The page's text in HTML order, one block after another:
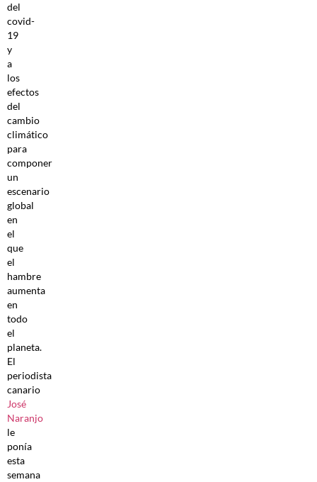
del
covid-
19
y
a
los
efectos
del
cambio
climático
para
componer
un
escenario
global
en
el
que
el
hambre
aumenta
en
todo
el
planeta.
El
periodista
canario
José
Naranjo
le
ponía
esta
semana